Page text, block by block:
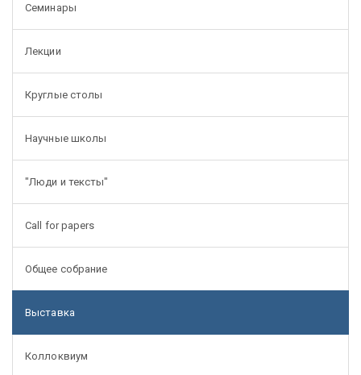
Семинары
Лекции
Круглые столы
Научные школы
"Люди и тексты"
Call for papers
Общее собрание
Выставка
Коллоквиум